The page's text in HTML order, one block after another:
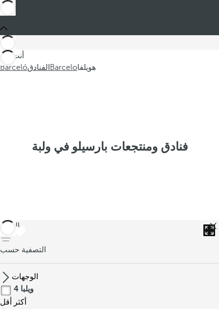
أنت في
Barcelóالفنادق Barceloهويلفا
فنادق ومنتجعات بارسيلو في ولبة
العودة
التصفية حسب
الوجهات
ويلبا 4
أكثر
أقل